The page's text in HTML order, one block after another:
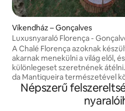
Víkendház – Gonçalves
Luxusnyaraló Florença -
A Chalé Florença azoknak
akarnak menekülni a világ elől,
különlegeset szeretnének
da Mantiqueira természetével
csend, filmes látkép és abszolút
kényelem vár rád. Mindent
Alexával, és élvezheted a fák
Népszerű